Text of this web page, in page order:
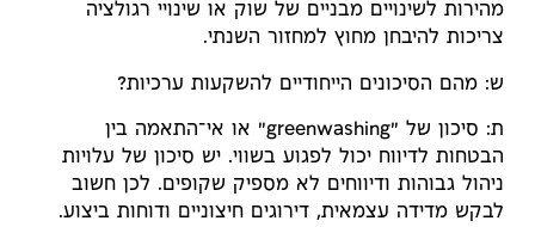
מהירות לשינויים מבניים של שוק או שינויי רגולציה
צריכות להיבחן מחוץ למחזור השנתי.
ש: מהם הסיכונים הייחודיים להשקעות ערכיות?
ת: סיכון של "greenwashing" או אי־התאמה בין
הבטחות לדיווח יכול לפגוע בשווי. יש סיכון של עלויות
ניהול גבוהות ודיווחים לא מספיק שקופים. לכן חשוב
לבקש מדידה עצמאית, דירוגים חיצוניים ודוחות ביצוע.